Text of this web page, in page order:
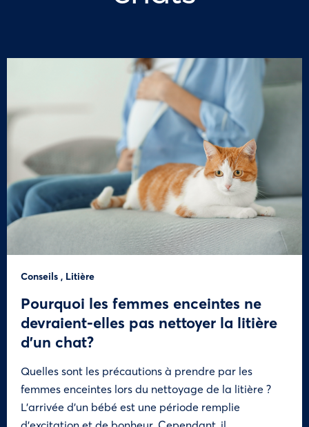
Conseils , Litière
Pourquoi les femmes enceintes ne
devraient-elles pas nettoyer la litière
d’un chat?
Quelles sont les précautions à prendre par les
femmes enceintes lors du nettoyage de la litière ?
L’arrivée d’un bébé est une période remplie